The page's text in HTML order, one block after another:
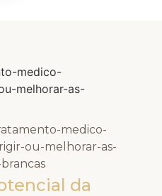
da